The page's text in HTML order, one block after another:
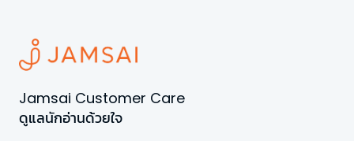
Jamsai Customer Care
ดูแลนักอ่านด้วยใจ